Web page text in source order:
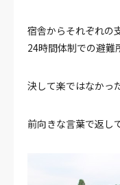
宿舎からそれぞれの
24時間体制での避難
決して楽ではなかっ
前向きな言葉で返し